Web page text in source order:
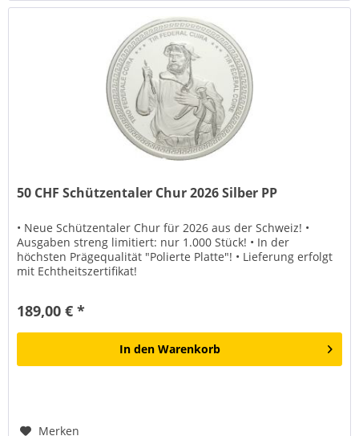
50 CHF Schützentaler Chur 2026 Silber PP
• Neue Schützentaler Chur für 2026 aus der Schweiz! •
Ausgaben streng limitiert: nur 1.000 Stück! • In der
höchsten Prägequalität "Polierte Platte"! • Lieferung erfolgt
mit Echtheitszertifikat!
189,00 € *
In den Warenkorb
Merken